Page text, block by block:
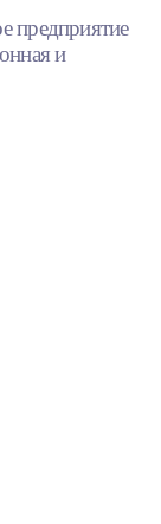
предприятие
и